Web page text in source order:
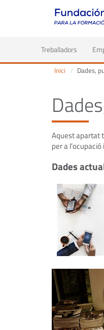
Treballadors (current)
Inici Dades,
Aquest apartat
per a
Dades